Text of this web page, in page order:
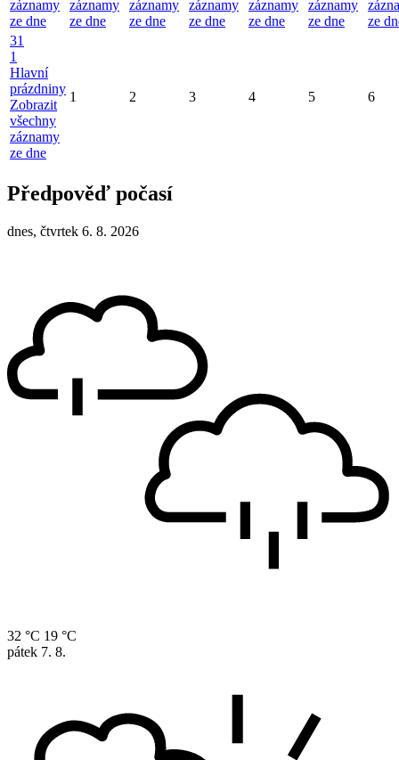
záznamy
ze dne
záznamy
ze dne
záznamy
ze dne
záznamy
ze dne
záznamy
ze dne
záznamy
ze dne
ze
31
1
Hlavní
prázdniny
Zobrazit
všechny
záznamy
ze dne
1 2 3 4 5 6
Předpověď počasí
dnes, čtvrtek 6. 8. 2026
32 °C 19 °C
pátek 7. 8.